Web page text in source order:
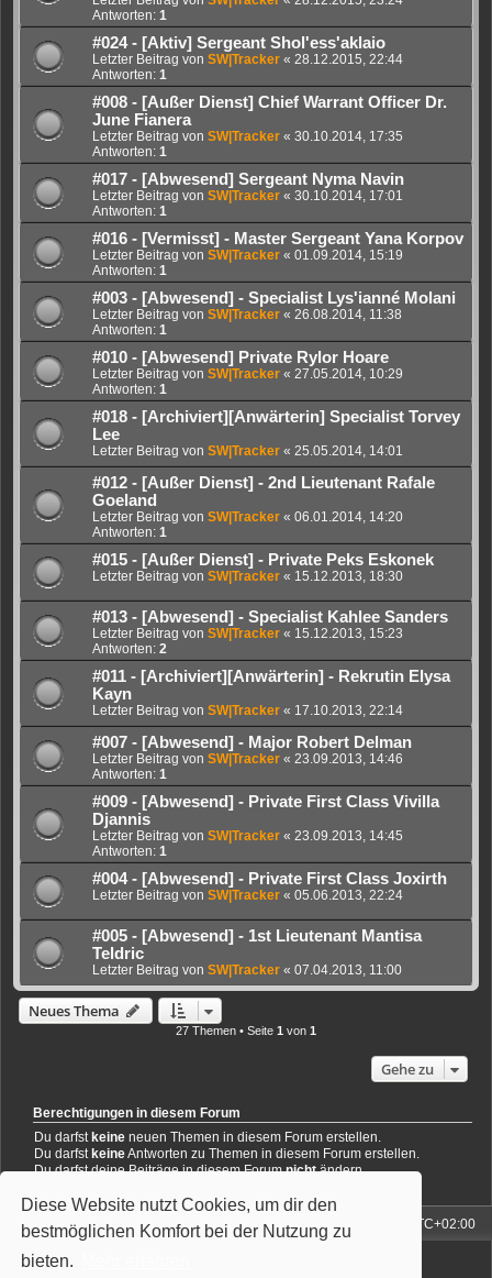
Diese Website nutzt Cookies, um dir den
bestmöglichen Komfort bei der Nutzung zu
bieten.
Antworten: 1
#024 - [Aktiv] Sergeant Shol'ess'aklaio
Letzter Beitrag von SW|Tracker « 28.12.2015, 22:44
Antworten: 1
#008 - [Außer Dienst] Chief Warrant Officer Dr.
June Fianera
Letzter Beitrag von SW|Tracker « 30.10.2014, 17:35
Antworten: 1
#017 - [Abwesend] Sergeant Nyma Navin
Letzter Beitrag von SW|Tracker « 30.10.2014, 17:01
Antworten: 1
#016 - [Vermisst] - Master Sergeant Yana Korpov
Letzter Beitrag von SW|Tracker « 01.09.2014, 15:19
Antworten: 1
#003 - [Abwesend] - Specialist Lys'ianné Molani
Letzter Beitrag von SW|Tracker « 26.08.2014, 11:38
Antworten: 1
#010 - [Abwesend] Private Rylor Hoare
Letzter Beitrag von SW|Tracker « 27.05.2014, 10:29
Antworten: 1
#018 - [Archiviert][Anwärterin] Specialist Torvey
Lee
Letzter Beitrag von SW|Tracker « 25.05.2014, 14:01
#012 - [Außer Dienst] - 2nd Lieutenant Rafale
Goeland
Letzter Beitrag von SW|Tracker « 06.01.2014, 14:20
Antworten: 1
#015 - [Außer Dienst] - Private Peks Eskonek
Letzter Beitrag von SW|Tracker « 15.12.2013, 18:30
#013 - [Abwesend] - Specialist Kahlee Sanders
Letzter Beitrag von SW|Tracker « 15.12.2013, 15:23
Antworten: 2
#011 - [Archiviert][Anwärterin] - Rekrutin Elysa
Kayn
Letzter Beitrag von SW|Tracker « 17.10.2013, 22:14
#007 - [Abwesend] - Major Robert Delman
Letzter Beitrag von SW|Tracker « 23.09.2013, 14:46
Antworten: 1
#009 - [Abwesend] - Private First Class Vivilla
Djannis
Letzter Beitrag von SW|Tracker « 23.09.2013, 14:45
Antworten: 1
#004 - [Abwesend] - Private First Class Joxirth
Letzter Beitrag von SW|Tracker « 05.06.2013, 22:24
#005 - [Abwesend] - 1st Lieutenant Mantisa
Teldric
Letzter Beitrag von SW|Tracker « 07.04.2013, 11:00
Neues Thema
27 Themen • Seite 1 von 1
Gehe zu
Berechtigungen in diesem Forum
Du darfstkeine neuen Themen in diesem Forum erstellen.
Du darfstkeineAntworten zu Themen in diesem Forum erstellen.
Du darfst deine Beiträge in diesem Forumnichtändern.
Du darfstkeineDateianhänge in diesem Forum erstellen.
Foren-Übersicht
Alle Zeiten sind UTC+02:00
Powered by
Deutsche Übersetzung durch